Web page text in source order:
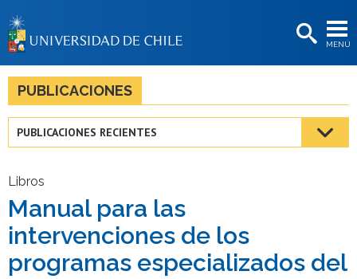
MENÚ
BIBLIOTECAS
LA UNIVERSIDAD
Estudiantes
Funcionarias/os
Egresadas/os
PUBLICACIONES
PUBLICACIONES RECIENTES
Libros
Manual para las
intervenciones de los
programas especializados del